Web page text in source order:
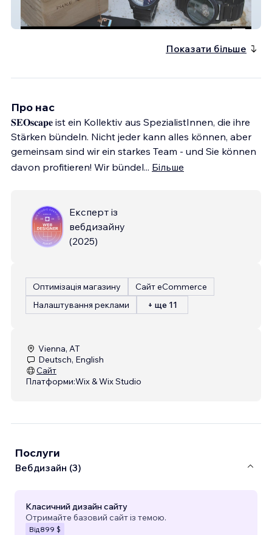
Holzherz Uhren
Показати більше
Про нас
𝐒𝐄𝐎𝐬𝐜𝐚𝐩𝐞 ist ein Kollektiv aus SpezialistInnen, die ihre
Stärken bündeln. Nicht jeder kann alles können, aber
gemeinsam sind wir ein starkes Team - und Sie können
davon profitieren! Wir bündel... Більше
Експерт із
вебдизайну
(2025)
Оптимізація магазину
Сайт eCommerce
Налаштування реклами
+ ще 11
Vienna, AT
Deutsch, English
Сайт
Платформи:Wix & Wix Studio
Послуги
Вебдизайн (3)
Класичний дизайн сайту
Отримайте базовий сайт із темою.
Від 899 $